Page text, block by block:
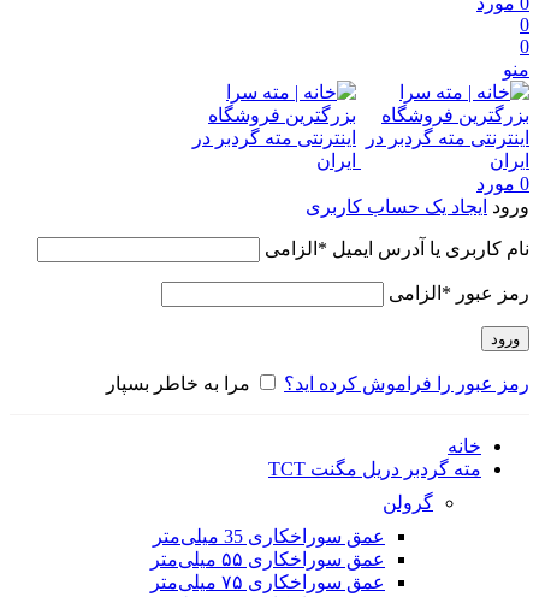
0
0
منو
0 مورد
ورود ایجاد یک حساب کاربری
نام کاربری یا آدرس ایمیل * الزامی
رمز عبور * الزامی
ورود
رمز عبور را فراموش کرده اید؟ مرا به خاطر بسپار
خانه
مته گردبر دریل مگنت TCT
گرولن
عمق سوراخکاری 35 میلی‌متر
عمق سوراخکاری ۵۵ میلی‌متر
عمق سوراخکاری ۷۵ میلی‌متر